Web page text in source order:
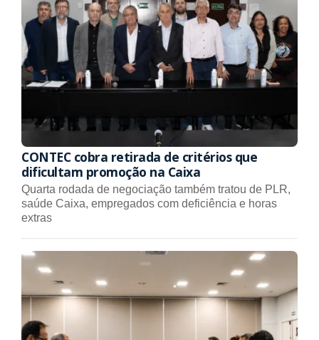
CONTEC cobra retirada de critérios que
dificultam promoção na Caixa
Quarta rodada de negociação também tratou de PLR,
saúde Caixa, empregados com deficiência e horas
extras